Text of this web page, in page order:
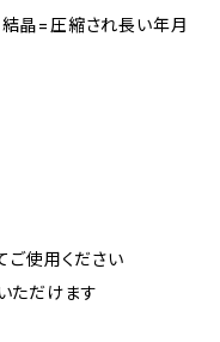
晶=圧縮され長い年月
ご使用ください
ただけます